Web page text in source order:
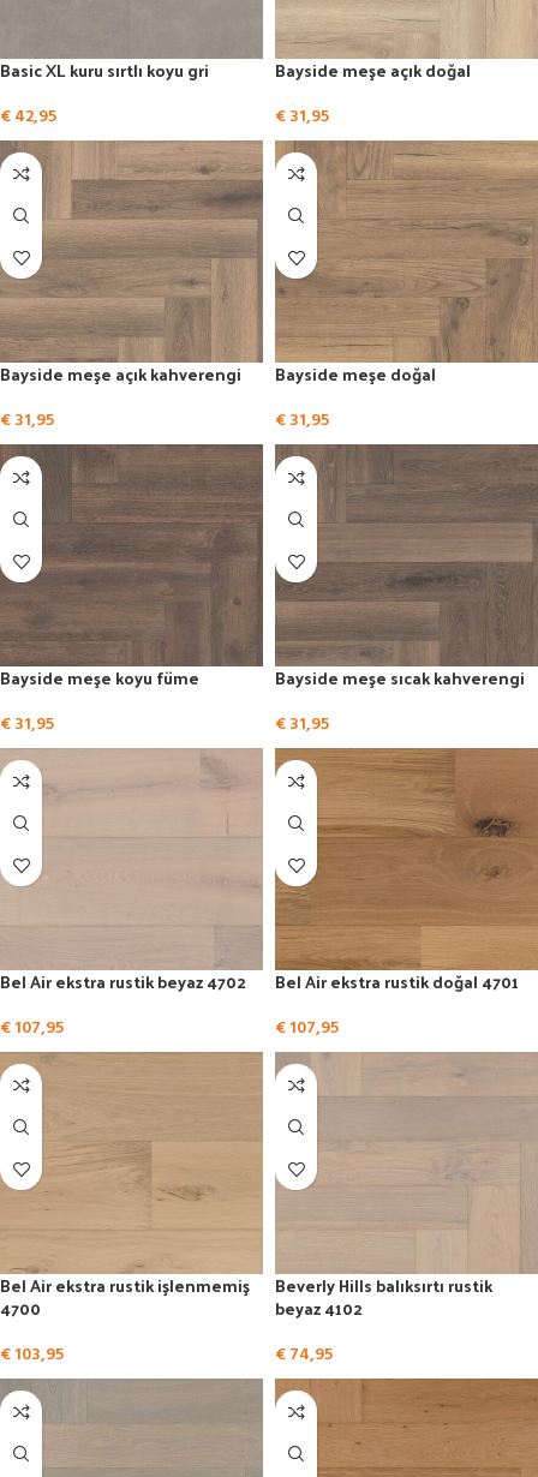
Basic XL kuru sırtlı koyu gri
€42,95
Bayside meşe açık doğal
€31,95
Bayside meşe açık kahverengi
€31,95
Bayside meşe doğal
€31,95
Bayside meşe koyu füme
€31,95
Bayside meşe sıcak kahverengi
€31,95
Bel Air ekstra rustik beyaz 4702
€107,95
Bel Air ekstra rustik doğal 4701
€107,95
Bel Air ekstra rustik işlenmemiş
4700
€103,95
Beverly Hills balıksırtı rustik
beyaz 4102
€74,95